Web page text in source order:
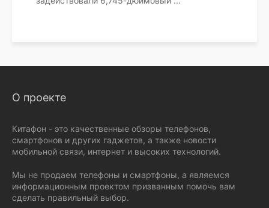
О проекте
Китафон - это качественные обзоры телефонов,
смартфонов и других гаджетов, а также новости
мобильной связи, интернет и высоких технологий.
Мы не продаем телефоны и смартфоны, а являемся
информационным проектом призванным помочь вам
сделать правильный выбор.